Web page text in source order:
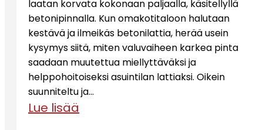
laatan korvata kokonaan paljaalla, käsitellyllä
betonipinnalla. Kun omakotitaloon halutaan
kestävä ja ilmeikäs betonilattia, herää usein
kysymys siitä, miten valuvaiheen karkea pinta
saadaan muutettua miellyttäväksi ja
helppohoitoiseksi asuintilan lattiaksi. Oikein
suunniteltu ja…
Lue lisää